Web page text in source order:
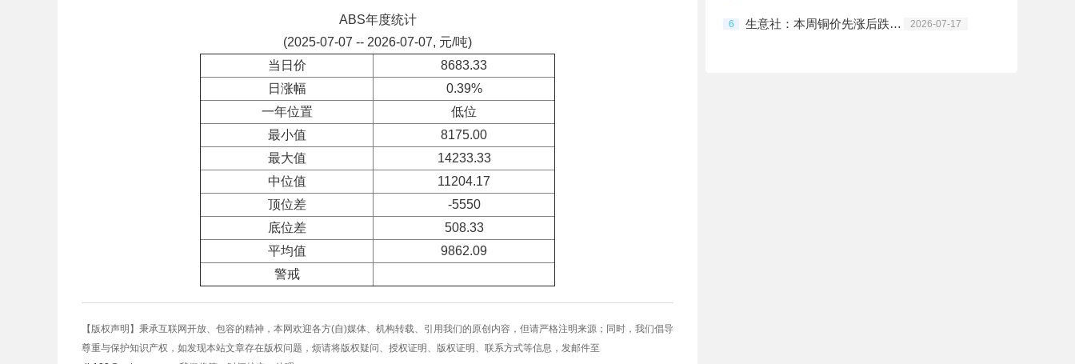
ABS年度统计
(2025-07-07 -- 2026-07-07, 元/吨)
当日价
8683.33
日涨幅
0.39%
一年位置
低位
最小值
8175.00
最大值
14233.33
中位值
11204.17
顶位差
-5550
底位差
508.33
平均值
9862.09
警戒
【版权声明】秉承互联网开放、包容的精神，本网欢迎各方(自)媒体、机构转载、引用我们的原创内容，但请严格注明来源；同时，我们倡导
尊重与保护知识产权，如发现本站文章存在版权问题，烦请将版权疑问、授权证明、版权证明、联系方式等信息，发邮件至
6 生意社：本周铜价先涨后跌（7.13-7.17） 2026-07-17